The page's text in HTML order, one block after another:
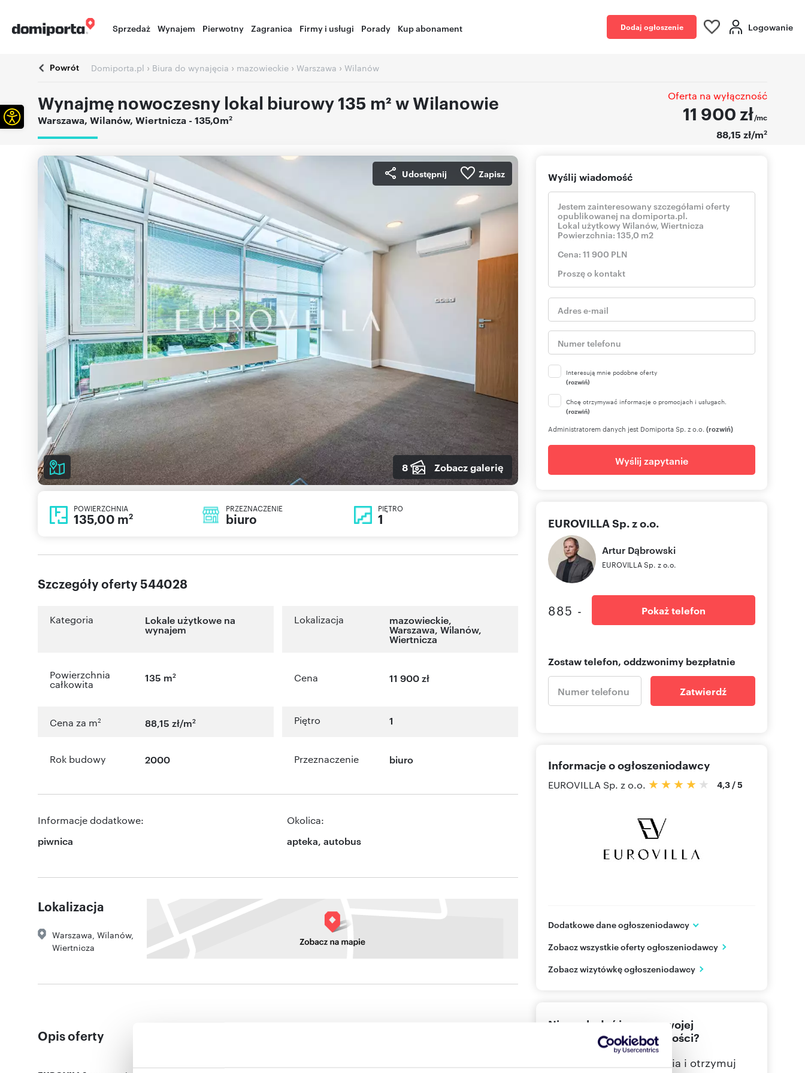
Sprzedaż Wynajem Pierwotny Zagranica Firmy i usługi Porady Kup abonament Dodaj ogłoszenie Logowanie
Powrót Domiporta.pl › Biura do wynajęcia › mazowieckie › Warszawa › Wilanów
Wynajmę nowoczesny lokal biurowy 135 m² w Wilanowie
Warszawa, Wilanów, Wiertnicza - 135,0m2
Oferta na wyłączność
11 900 zł/mc
88,15 zł/m2
Udostępnij Zapisz
8 Zobacz galerię
POWIERZCHNIA
135,00 m2
PRZEZNACZENIE
biuro
PIĘTRO
1
Szczegóły oferty 544028
Kategoria Lokale użytkowe na
wynajem
Lokalizacja mazowieckie,
Warszawa,Wilanów,
Wiertnicza
Powierzchnia
całkowita
135 m2 Cena 11 900 zł
Cena za m2 88,15 zł/m2 Piętro 1
Rok budowy 2000 Przeznaczenie biuro
Informacje dodatkowe:
piwnica
Okolica:
apteka, autobus
Lokalizacja
Warszawa Wilanów,
Wiertnicza
Opis oferty
Wyślij wiadomość
Interesują mnie podobne oferty
(rozwiń)
Chcę otrzymywać informacje o promocjach i usługach.
(rozwiń)
Administratorem danych jest Domiporta Sp. z o.o. (rozwiń)
Wyślij zapytanie
EUROVILLA Sp. z o.o.
Artur Dąbrowski
EUROVILLA Sp. z o.o.
885 - Pokaż telefon
Zostaw telefon, oddzwonimy bezpłatnie
Zatwierdź
Informacje o ogłoszeniodawcy
EUROVILLA Sp. z o.o. 4,3 /5
Dodatkowe dane ogłoszeniodawcy
Warszawa, Wilanów
PL
Zobacz wszystkie oferty ogłoszeniodawcy
Zobacz wizytówkę ogłoszeniodawcy
Nie znalazłeś jeszcze swojej
wymarzonej nieruchomości?
Określ swoje oczekiwania i otrzymuj
Otwórz pasek narzędzi